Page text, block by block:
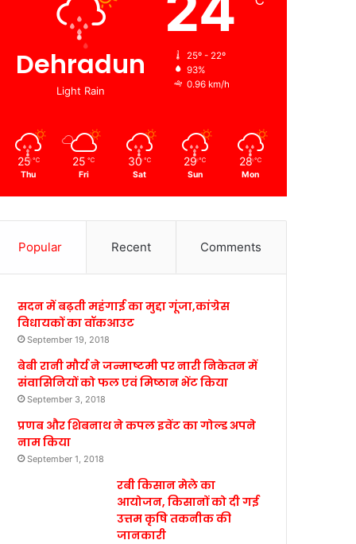
Dehradun
Light Rain
25º - 22º
93%
0.96 km/h
25 ℃
Thu
25 ℃
Fri
30 ℃
Sat
29 ℃
Sun
28 ℃
Mon
Popular Recent Comments
सदन में बढ़ती महंगाई का मुद्दा गूंजा,कांग्रेस
विधायकों का वॉकआउट
September 19, 2018
बेबी रानी मौर्य ने जन्माष्टमी पर नारी निकेतन में
संवासिनियों को फल एवं मिष्ठान भेंट किया
September 3, 2018
प्रणब और शिबनाथ ने कपल इवेंट का गोल्ड अपने
नाम किया
September 1, 2018
रबी किसान मेले का
आयोजन, किसानों को दी गई
उत्तम कृषि तकनीक की
जानकारी